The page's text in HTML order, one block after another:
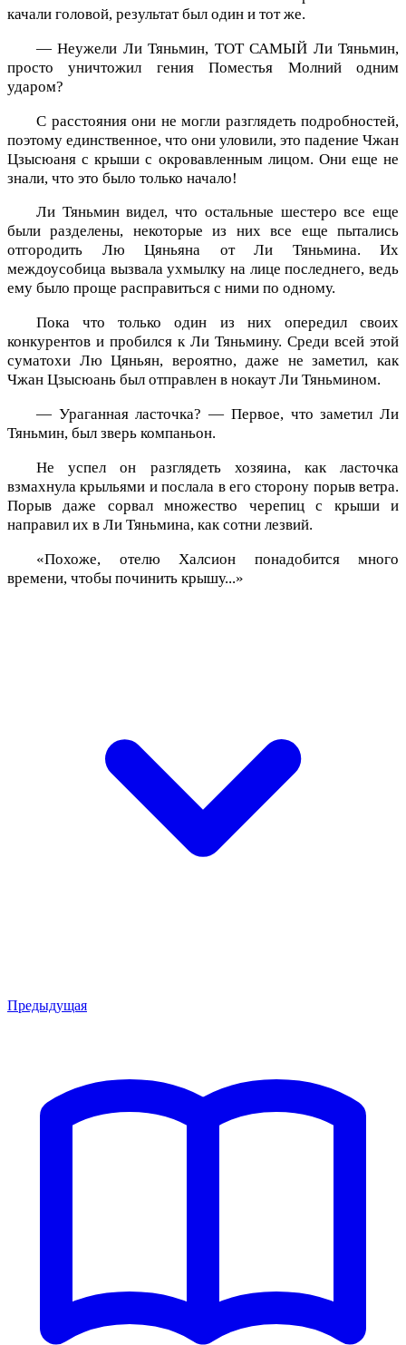
качали головой, результат был один и тот же.
— Неужели Ли Тяньмин, ТОТ САМЫЙ Ли Тяньмин,
просто уничтожил гения Поместья Молний одним
ударом?
С расстояния они не могли разглядеть подробностей,
поэтому единственное, что они уловили, это падение Чжан
Цзысюаня с крыши с окровавленным лицом. Они еще не
знали, что это было только начало!
Ли Тяньмин видел, что остальные шестеро все еще
были разделены, некоторые из них все еще пытались
отгородить Лю Цяньяна от Ли Тяньмина. Их
междоусобица вызвала ухмылку на лице последнего, ведь
ему было проще расправиться с ними по одному.
Пока что только один из них опередил своих
конкурентов и пробился к Ли Тяньмину. Среди всей этой
суматохи Лю Цяньян, вероятно, даже не заметил, как
Чжан Цзысюань был отправлен в нокаут Ли Тяньмином.
— Ураганная ласточка? — Первое, что заметил Ли
Тяньмин, был зверь компаньон.
Не успел он разглядеть хозяина, как ласточка
взмахнула крыльями и послала в его сторону порыв ветра.
Порыв даже сорвал множество черепиц с крыши и
направил их в Ли Тяньмина, как сотни лезвий.
«Похоже, отелю Халсион понадобится много
времени, чтобы починить крышу...»
Предыдущая